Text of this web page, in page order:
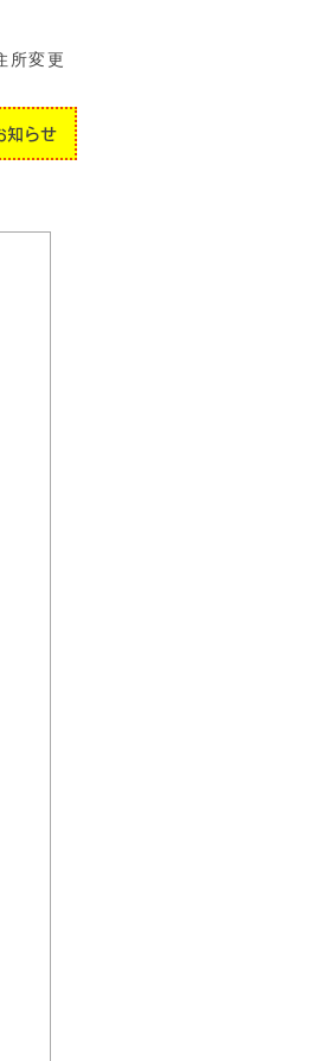
所変更
知らせ